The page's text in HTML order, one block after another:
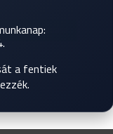
karcsú profilok
Összes elfogadása
a fentiek